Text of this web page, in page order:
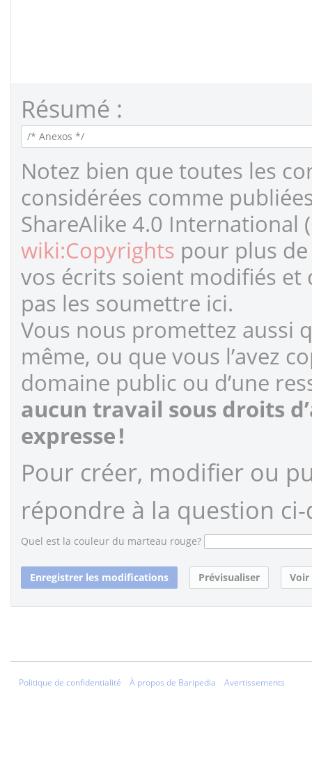
Résumé :
Notez bien que toutes les
considérées comme
ShareAlike 4.0 International
wiki:Copyrights pour plus
vos écrits soient modifiés
pas les soumettre ici.
Vous nous promettez aussi
même, ou que vous l’avez
domaine public ou d’une
aucun travail sous droits
expresse !
Pour créer, modifier ou
répondre à la question ci-
Quel est la couleur du marteau rouge?
Politique de confidentialité À propos de Baripedia Avertissements